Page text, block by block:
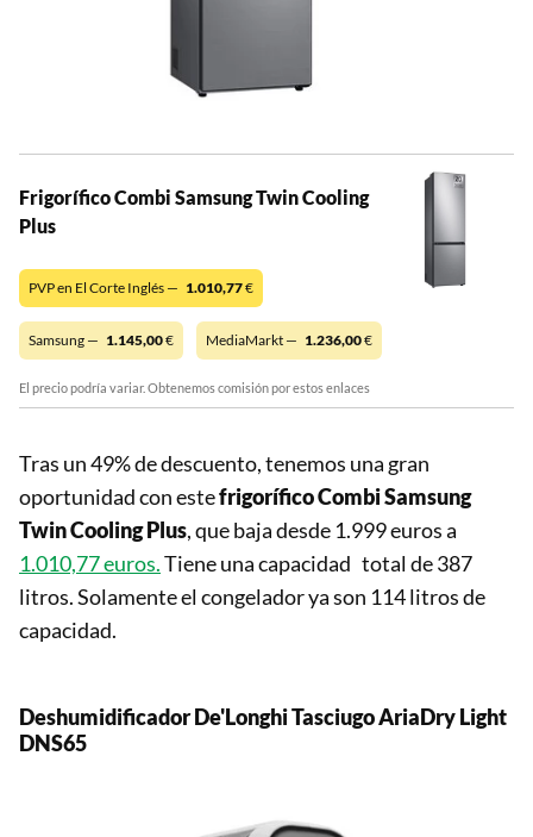
Frigorífico Combi Samsung Twin Cooling
Plus
PVP en El Corte Inglés — 1.010,77€
Samsung — 1.145,00€ MediaMarkt — 1.236,00€
El precio podría variar. Obtenemos comisión por estos enlaces
Tras un 49% de descuento, tenemos una gran
oportunidad con estefrigorífico Combi Samsung
Twin Cooling Plus, que baja desde 1.999 euros a
1.010,77 euros.Tiene una capacidad total de 387
litros. Solamente el congelador ya son 114 litros de
capacidad.
Deshumidificador De'Longhi Tasciugo AriaDry Light
DNS65